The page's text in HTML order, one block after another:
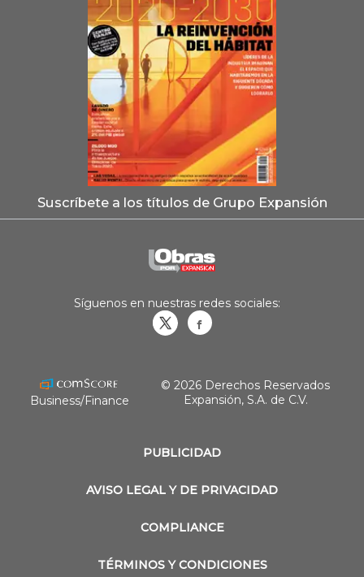
Suscríbete a los títulos de Grupo Expansión
PUBLICIDAD
AVISO LEGAL Y DE PRIVACIDAD
COMPLIANCE
TÉRMINOS Y CONDICIONES
Síguenos en nuestras redes sociales:
Business/Finance
© 2026 Derechos Reservados
Expansión, S.A. de C.V.